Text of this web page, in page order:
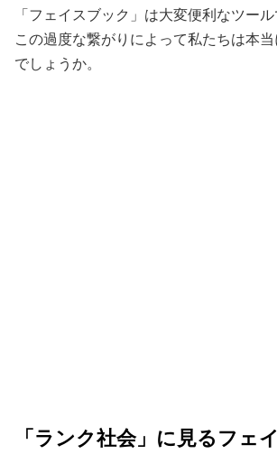
「フェイスブック」は大変便利なツール
この過度な繋がりによって私たちは本
でしょうか。
「ランク社会」に見るフェ